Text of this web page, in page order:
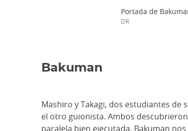
Portada de
DR
Bakuman
Mashiro y Takagi, dos estudiantes
el otro guionista. Ambos
paralela bien ejecutada, Bakuman